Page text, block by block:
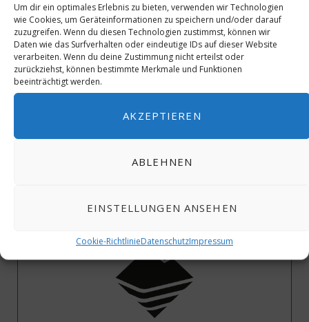
Um dir ein optimales Erlebnis zu bieten, verwenden wir Technologien
wie Cookies, um Geräteinformationen zu speichern und/oder darauf
zuzugreifen. Wenn du diesen Technologien zustimmst, können wir
Daten wie das Surfverhalten oder eindeutige IDs auf dieser Website
verarbeiten. Wenn du deine Zustimmung nicht erteilst oder
zurückziehst, können bestimmte Merkmale und Funktionen
beeinträchtigt werden.
AKZEPTIEREN
ABLEHNEN
EINSTELLUNGEN ANSEHEN
Cookie-RichtlinieDatenschutzImpressum
40 Jahre ICJ – Wir gratulieren